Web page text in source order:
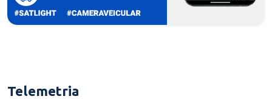
Telemetria